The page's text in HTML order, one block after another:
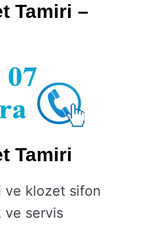
Tamiri –
Tamiri
ve klozet sifon
ve servis